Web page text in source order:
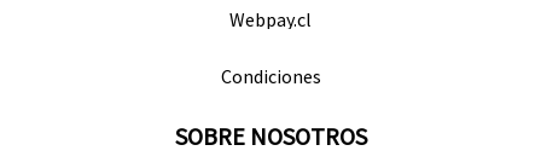
Webpay.cl
Condiciones
SOBRE NOSOTROS